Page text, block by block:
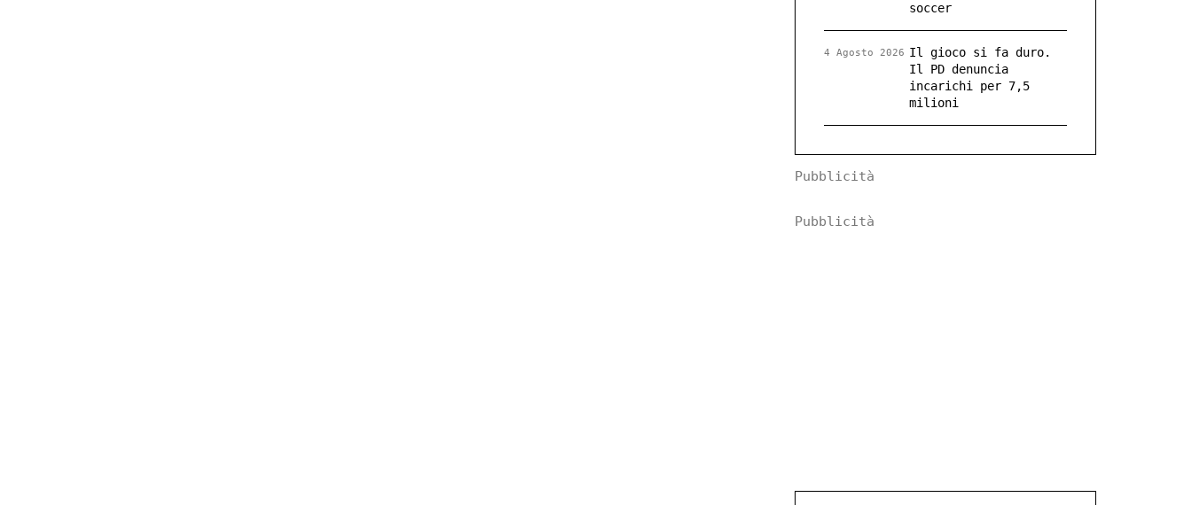
soccer
Il gioco si fa duro.
Il PD denuncia
incarichi per 7,5
milioni
4 Agosto 2026
Pubblicità
Pubblicità